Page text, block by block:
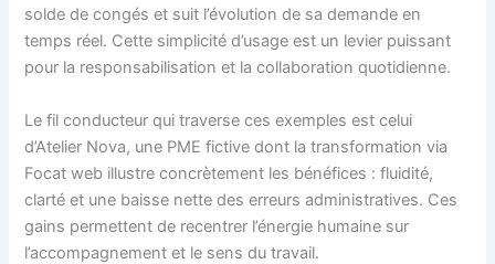
solde de congés et suit l’évolution de sa demande en
temps réel. Cette simplicité d’usage est un levier puissant
pour la responsabilisation et la collaboration quotidienne.
Le fil conducteur qui traverse ces exemples est celui
d’Atelier Nova, une PME fictive dont la transformation via
Focat web illustre concrètement les bénéfices : fluidité,
clarté et une baisse nette des erreurs administratives. Ces
gains permettent de recentrer l’énergie humaine sur
l’accompagnement et le sens du travail.